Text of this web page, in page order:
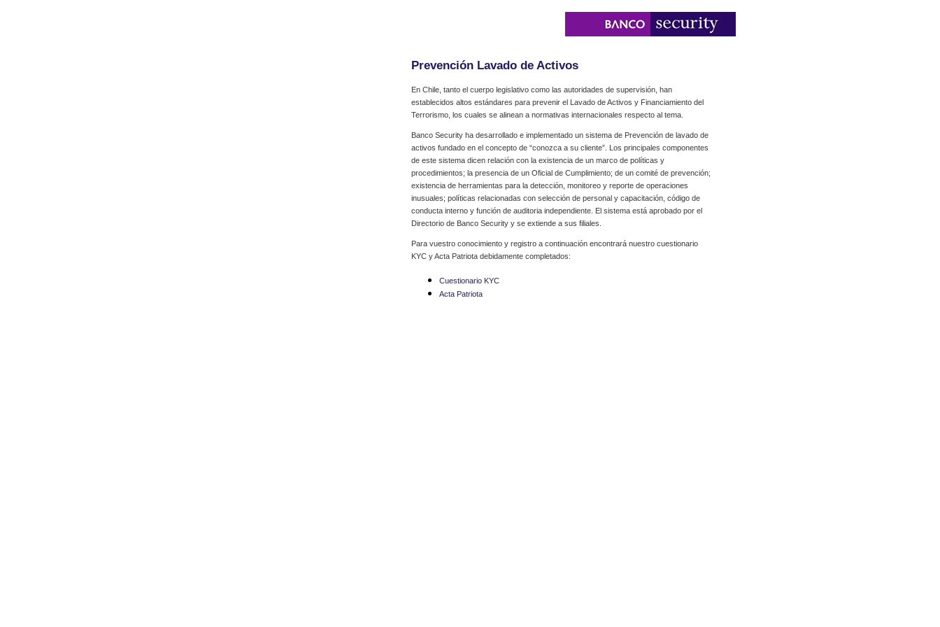
Prevención Lavado de Activos
En Chile, tanto el cuerpo legislativo como las autoridades de supervisión, han
establecidos altos estándares para prevenir el Lavado de Activos y Financiamiento del
Terrorismo, los cuales se alinean a normativas internacionales respecto al tema.
Banco Security ha desarrollado e implementado un sistema de Prevención de lavado de
activos fundado en el concepto de “conozca a su cliente”. Los principales componentes
de este sistema dicen relación con la existencia de un marco de políticas y
procedimientos; la presencia de un Oficial de Cumplimiento; de un comité de prevención;
existencia de herramientas para la detección, monitoreo y reporte de operaciones
inusuales; políticas relacionadas con selección de personal y capacitación, código de
conducta interno y función de auditoria independiente. El sistema está aprobado por el
Directorio de Banco Security y se extiende a sus filiales.
Para vuestro conocimiento y registro a continuación encontrará nuestro cuestionario
KYC y Acta Patriota debidamente completados:
Cuestionario KYC
Acta Patriota